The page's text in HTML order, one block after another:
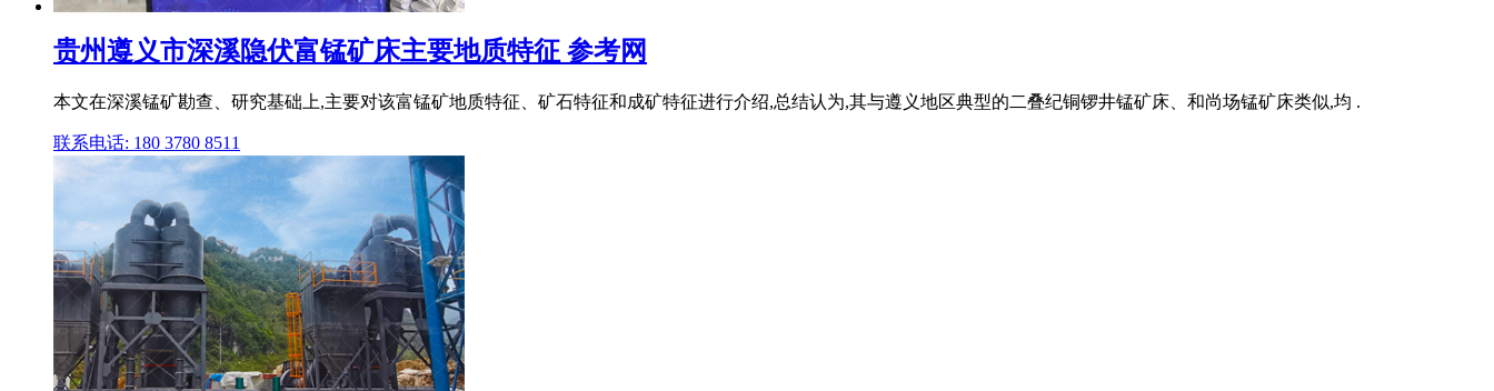
贵州遵义市深溪隐伏富锰矿床主要地质特征 参考网
本文在深溪锰矿勘查、研究基础上,主要对该富锰矿地质特征、矿石特征和成矿特征进行介绍,总结认为,其与遵义地区典型的二叠纪铜锣井锰矿床、和尚场锰矿床类似,均 .
联系电话: 180 3780 8511